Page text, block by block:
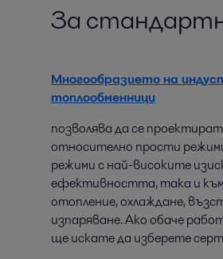
За
Многообразието на
топлообменници
позволява да се
относително прости
режими с най-високите
ефективността, така и
отопление, охлаждане,
изпаряване. Ако обаче
ще искате да изберете